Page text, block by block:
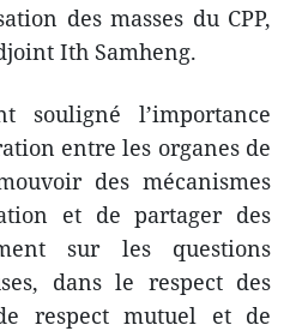
des masses du CPP,
Ith Samheng.
souligné l’importance
entre les organes de
des mécanismes
et de partager des
sur les questions
dans le respect des
respect mutuel et de